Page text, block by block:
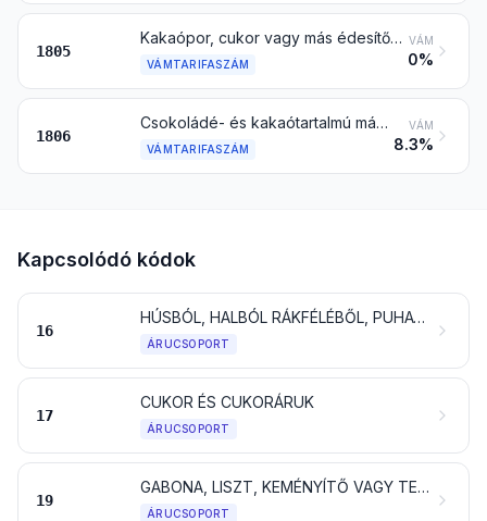
1805
Kakaópor, cukor vagy más édesítőanyag hozzáadása nélkül
VÁMTARIFASZÁM
VÁM
0%
1806
Csokoládé- és kakaótartalmú más élelmiszer-készítmény
VÁMTARIFASZÁM
VÁM
8.3%
Kapcsolódó kódok
16
HÚSBÓL, HALBÓL RÁKFÉLÉBŐL, PUHATESTŰBŐL VAGY MÁS GERINCTELEN VÍZIÁLLATBÓL, VAGY ROVARBÓL KÉSZÜLT TERMÉKEK
ÁRUCSOPORT
17
CUKOR ÉS CUKORÁRUK
ÁRUCSOPORT
19
GABONA, LISZT, KEMÉNYÍTŐ VAGY TEJ FELHASZNÁLÁSÁVAL KÉSZÜLT TERMÉKEK; CUKRÁSZATI TERMÉKEK
ÁRUCSOPORT